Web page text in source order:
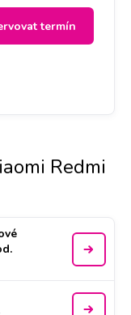
termín
Redmi